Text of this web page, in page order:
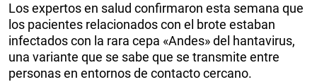
Los expertos en salud confirmaron esta semana que
los pacientes relacionados con el brote estaban
infectados con la rara cepa «Andes» del hantavirus,
una variante que se sabe que se transmite entre
personas en entornos de contacto cercano.